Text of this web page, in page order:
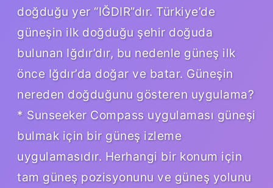
doğduğu yer “IĞDIR”dır. Türkiye’de
güneşin ilk doğduğu şehir doğuda
bulunan Iğdır’dır, bu nedenle güneş ilk
önce Iğdır’da doğar ve batar. Güneşin
nereden doğduğunu gösteren uygulama?
* Sunseeker Compass uygulaması güneşi
bulmak için bir güneş izleme
uygulamasıdır. Herhangi bir konum için
tam güneş pozisyonunu ve güneş yolunu